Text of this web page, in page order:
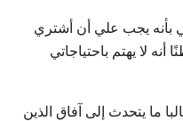
بأنه يجب علي أن أشتري
لا يهتم باحتياجاتي
ما يتحدث إلى آفاق الذين